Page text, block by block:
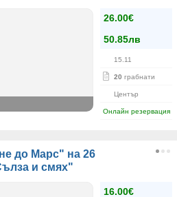
26.00€
50.85лв
15.11
20 грабнати
Център
Онлайн резервация
до Марс" на 26
и смях"
16.00€